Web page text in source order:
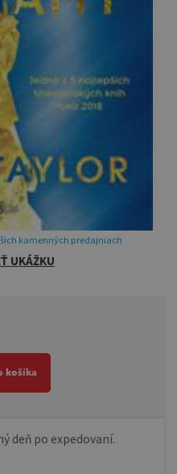
kamenných predajniach
UKÁŽKU
košíka
deň po expedovaní.